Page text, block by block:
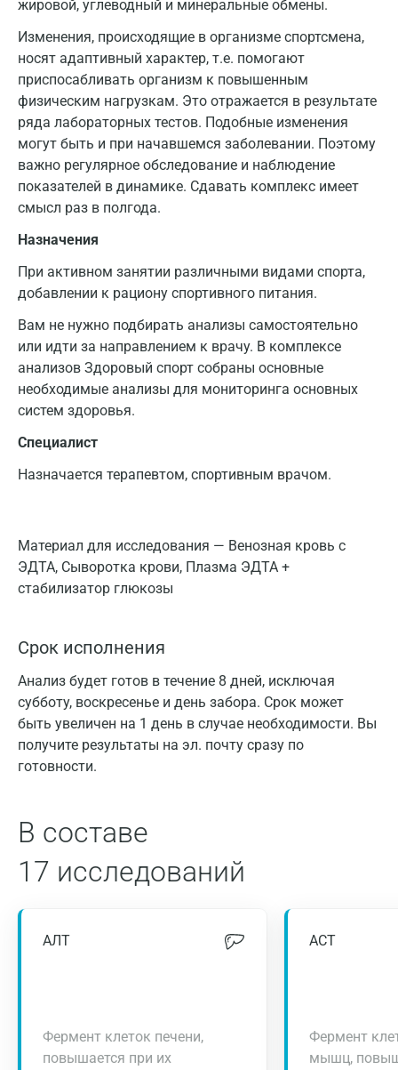
жировой, углеводный и минеральные обмены.
Изменения, происходящие в организме спортсмена,
носят адаптивный характер, т.е. помогают
приспосабливать организм к повышенным
физическим нагрузкам. Это отражается в результате
ряда лабораторных тестов. Подобные изменения
могут быть и при начавшемся заболевании. Поэтому
важно регулярное обследование и наблюдение
показателей в динамике. Сдавать комплекс имеет
смысл раз в полгода.
Назначения
При активном занятии различными видами спорта,
добавлении к рациону спортивного питания.
Вам не нужно подбирать анализы самостоятельно
или идти за направлением к врачу. В комплексе
анализов Здоровый спорт собраны основные
необходимые анализы для мониторинга основных
систем здоровья.
Специалист
Назначается терапевтом, спортивным врачом.
Материал для исследования — Венозная кровь с
ЭДТА, Сыворотка крови, Плазма ЭДТА +
стабилизатор глюкозы
Срок исполнения
Анализ будет готов в течение 8 дней, исключая
субботу, воскресенье и день забора. Срок может
быть увеличен на 1 день в случае необходимости. Вы
получите результаты на эл. почту сразу по
готовности.
В составе
17 исследований
АЛТ
Фермент клеток печени,
повышается при их
АСТ
Фермент
мышц,